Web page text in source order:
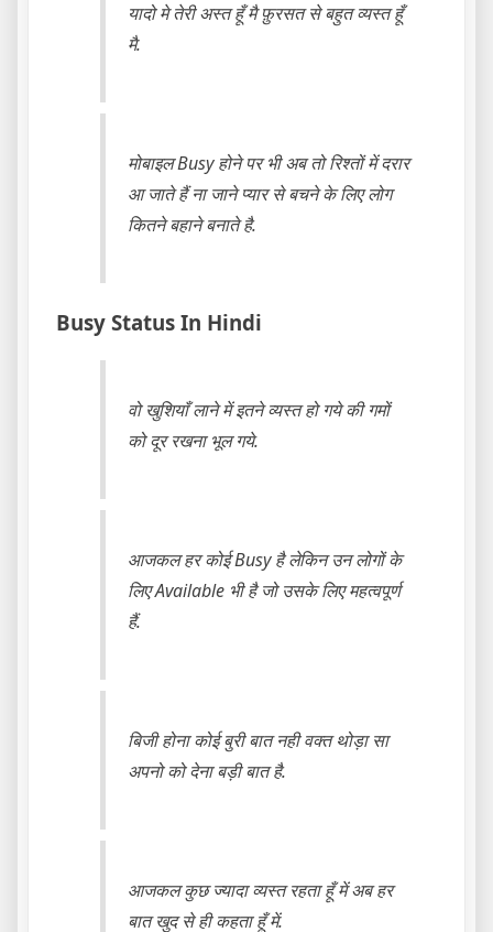
यादो मे तेरी अस्त हूँ मै फ़ुरसत से बहुत व्यस्त हूँ
मै.
मोबाइल Busy होने पर भी अब तो रिश्तों में दरार
आ जाते हैं ना जाने प्यार से बचने के लिए लोग
कितने बहाने बनाते है.
Busy Status In Hindi
वो खुशियाँ लाने में इतने व्यस्त हो गये की गमों
को दूर रखना भूल गये.
आजकल हर कोई Busy है लेकिन उन लोगों के
लिए Available भी है जो उसके लिए महत्वपूर्ण
हैं.
बिजी होना कोई बुरी बात नही वक्त थोड़ा सा
अपनो को देना बड़ी बात है.
आजकल कुछ ज्यादा व्यस्त रहता हूँ में अब हर
बात खुद से ही कहता हूँ में.